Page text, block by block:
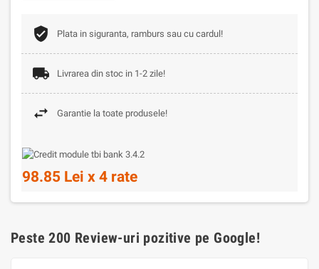
Plata in siguranta, ramburs sau cu cardul!
Livrarea din stoc in 1-2 zile!
Garantie la toate produsele!
98.85 Lei x 4 rate
Peste 200 Review-uri pozitive pe Google!